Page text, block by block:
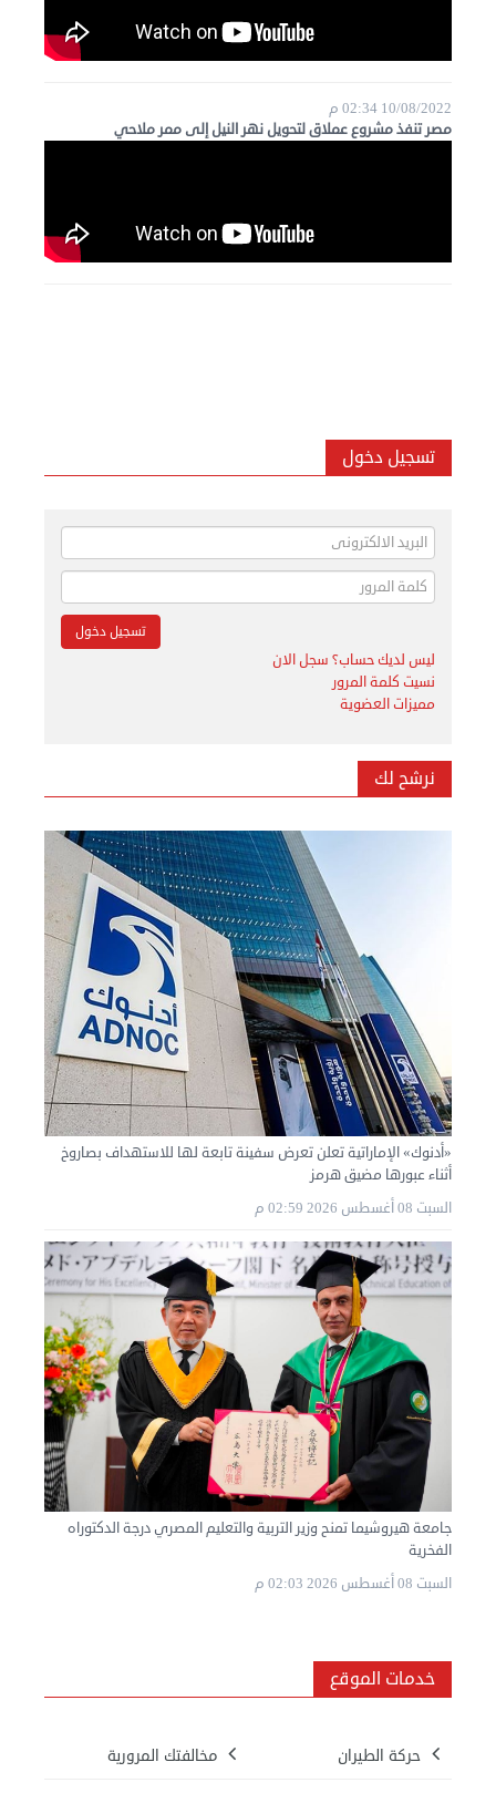
10/08/2022 02:34 م
مصر تنفذ مشروع عملاق لتحويل نهر النيل إلى ممر ملاحي
تسجيل دخول
ليس لديك حساب؟ سجل الان
نسيت كلمة المرور
مميزات العضوية
نرشح لك
«أدنوك» الإماراتية تعلن تعرض سفينة تابعة لها للاستهداف بصاروخ
أثناء عبورها مضيق هرمز
السبت 08 أغسطس 2026 02:59 م
جامعة هيروشيما تمنح وزير التربية والتعليم المصري درجة الدكتوراه
الفخرية
السبت 08 أغسطس 2026 02:03 م
خدمات الموقع
حركة الطيران مخالفتك المرورية